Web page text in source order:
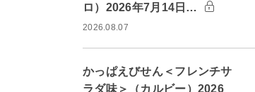
ロ）2026年7月14日…
2026.08.07
かっぱえびせん＜フレンチサ
ラダ味＞（カルビー）2026